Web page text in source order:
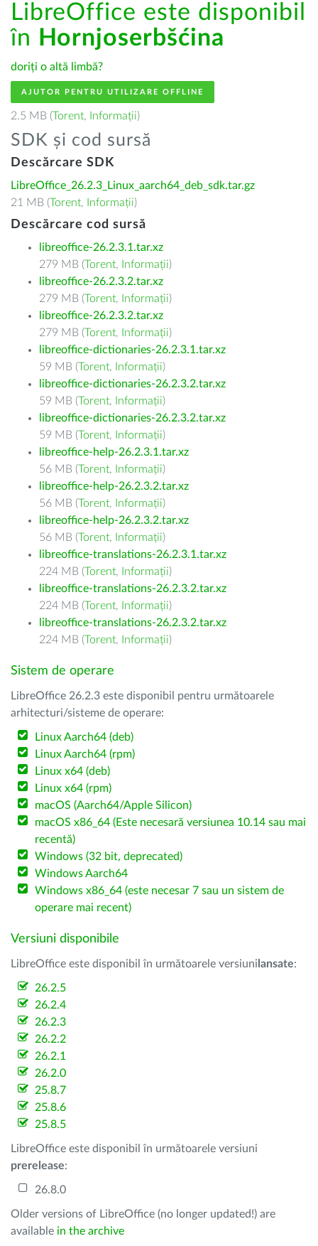
LibreOffice este disponibil
în Hornjoserbšćina
doriți o altă limbă?
AJUTOR PENTRU UTILIZARE OFFLINE
2.5 MB (Torent, Informații)
SDK și cod sursă
Descărcare SDK
LibreOffice_26.2.3_Linux_aarch64_deb_sdk.tar.gz
21 MB (Torent, Informații)
Descărcare cod sursă
libreoffice-26.2.3.1.tar.xz
279 MB (Torent, Informații)
libreoffice-26.2.3.2.tar.xz
279 MB (Torent, Informații)
libreoffice-26.2.3.2.tar.xz
279 MB (Torent, Informații)
libreoffice-dictionaries-26.2.3.1.tar.xz
59 MB (Torent, Informații)
libreoffice-dictionaries-26.2.3.2.tar.xz
59 MB (Torent, Informații)
libreoffice-dictionaries-26.2.3.2.tar.xz
59 MB (Torent, Informații)
libreoffice-help-26.2.3.1.tar.xz
56 MB (Torent, Informații)
libreoffice-help-26.2.3.2.tar.xz
56 MB (Torent, Informații)
libreoffice-help-26.2.3.2.tar.xz
56 MB (Torent, Informații)
libreoffice-translations-26.2.3.1.tar.xz
224 MB (Torent, Informații)
libreoffice-translations-26.2.3.2.tar.xz
224 MB (Torent, Informații)
libreoffice-translations-26.2.3.2.tar.xz
224 MB (Torent, Informații)
Sistem de operare
LibreOffice 26.2.3 este disponibil pentru următoarele
arhitecturi/sisteme de operare:
Linux Aarch64 (deb)
Linux Aarch64 (rpm)
Linux x64 (deb)
Linux x64 (rpm)
macOS (Aarch64/Apple Silicon)
macOS x86_64 (Este necesară versiunea 10.14 sau mai
recentă)
Windows (32 bit, deprecated)
Windows Aarch64
Windows x86_64 (este necesar 7 sau un sistem de
operare mai recent)
Versiuni disponibile
LibreOffice este disponibil în următoarele versiuni lansate:
26.2.5
26.2.4
26.2.3
26.2.2
26.2.1
26.2.0
25.8.7
25.8.6
25.8.5
LibreOffice este disponibil în următoarele versiuni
prerelease:
26.8.0
Older versions of LibreOffice (no longer updated!) are
available in the archive